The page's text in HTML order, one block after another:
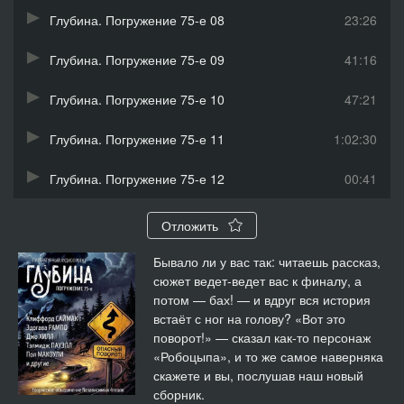
23:26
Глубина. Погружение 75-е 08
41:16
Глубина. Погружение 75-е 09
47:21
Глубина. Погружение 75-е 10
1:02:30
Глубина. Погружение 75-е 11
00:41
Глубина. Погружение 75-е 12
Отложить
Бывало ли у вас так: читаешь рассказ,
сюжет ведет-ведет вас к финалу, а
потом — бах! — и вдруг вся история
встаёт с ног на голову? «Вот это
поворот!» — сказал как-то персонаж
«Робоцыпа», и то же самое наверняка
скажете и вы, послушав наш новый
сборник.